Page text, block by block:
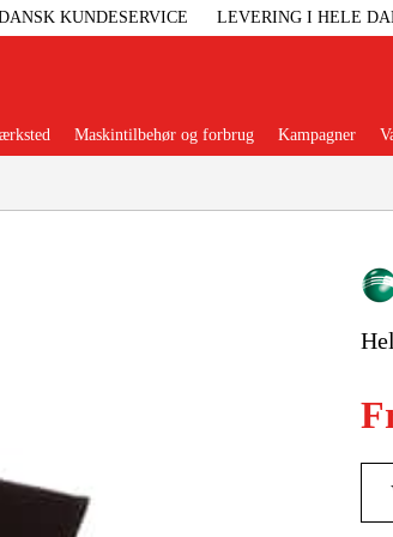
KUNDESERVICE LEVERING I HELE
Maskintilbehør og forbrug Kampagner